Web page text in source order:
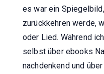
es war ein
zurückkehren werde,
oder Lied. Während
selbst über ebooks
nachdenkend und